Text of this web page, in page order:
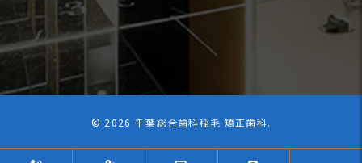
© 2026 千葉総合歯科稲毛 矯正歯科.